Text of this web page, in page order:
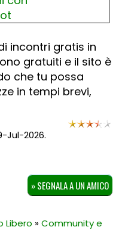
incontri gratis in
gratuiti e il sito è
che tu possa
in tempi brevi,
Jul-2026.
» SEGNALA A UN AMICO
Libero »Community e